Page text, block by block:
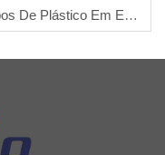
Em Escritórios Modernos